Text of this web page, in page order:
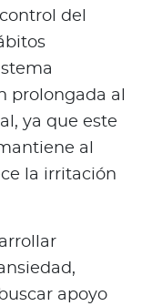
del
prolongada al
ya que este
al
la irritación
apoyo